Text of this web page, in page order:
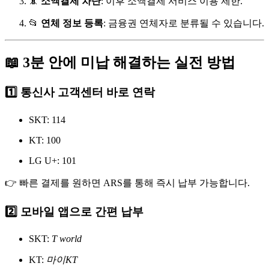
📂 연체 정보 등록: 금융권 연체자로 분류될 수 있습니다.
📖 3분 안에 미납 해결하는 실전 방법
1️⃣ 통신사 고객센터 바로 연락
SKT: 114
KT: 100
LG U+: 101
👉 빠른 결제를 원하면 ARS를 통해 즉시 납부 가능합니다.
2️⃣ 모바일 앱으로 간편 납부
SKT: T world
KT: 마이KT